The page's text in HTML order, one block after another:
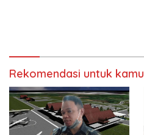
Rekomendasi untuk kamu